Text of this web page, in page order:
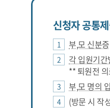
신청자 공통
부,모 신분증
각 입원기
** 퇴원전
부,모 명의
(방문 시 작